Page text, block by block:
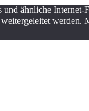
ähnliche